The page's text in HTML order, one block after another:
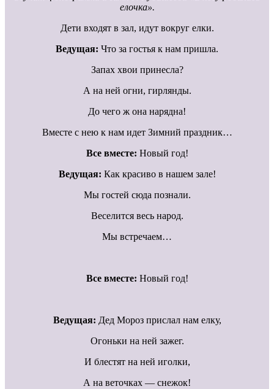
елочка».
Дети входят в зал, идут вокруг елки.
Ведущая: Что за гостья к нам пришла.
Запах хвои принесла?
А на ней огни, гирлянды.
До чего ж она нарядна!
Вместе с нею к нам идет Зимний праздник…
Все вместе: Новый год!
Ведущая: Как красиво в нашем зале!
Мы гостей сюда познали.
Веселится весь народ.
Мы встречаем…
Все вместе: Новый год!
Ведущая: Дед Мороз прислал нам елку,
Огоньки на ней зажег.
И блестят на ней иголки,
А на веточках — снежок!